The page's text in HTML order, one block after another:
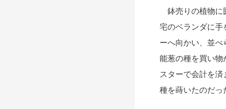
鉢売りの植物に
宅のベランダに
ーへ向かい、並
能葱の種を買い
スターで会計を
種を蒔いたのだっ